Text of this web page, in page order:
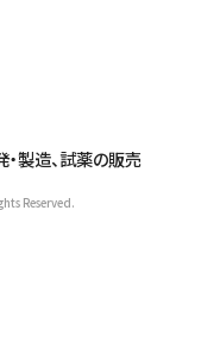
製造、試薬の販売
Reserved.